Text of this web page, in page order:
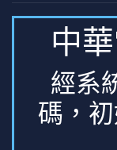
中
經系
碼，